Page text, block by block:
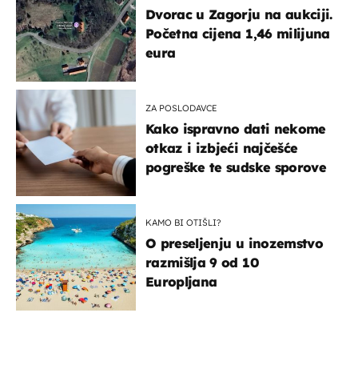
Dvorac u Zagorju na aukciji.
Početna cijena 1,46 milijuna
eura
ZA POSLODAVCE
Kako ispravno dati nekome
otkaz i izbjeći najčešće
pogreške te sudske sporove
KAMO BI OTIŠLI?
O preseljenju u inozemstvo
razmišlja 9 od 10
Europljana